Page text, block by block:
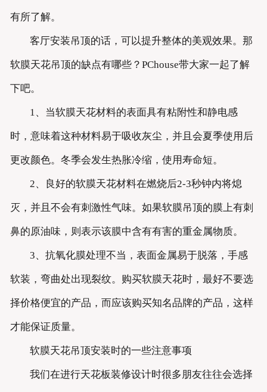
有所了解。
客厅安装吊顶的话，可以提升整体的美观效果。那
软膜天花吊顶的缺点有哪些？PChouse带大家一起了解
下吧。
1、当软膜天花材料的表面具有粘附性和静电感
时，意味着这种材料易于吸收灰尘，并且会夏季使用后
更改颜色。冬季会发生热胀冷缩，使用寿命短。
2、良好的软膜天花材料在燃烧后2-3秒钟内将熄
灭，并且不会有刺激性气味。如果软膜吊顶的膜上有刺
鼻的原油味，则表示该膜中含有有害的重金属物质。
3、抗氧化膜处理不当，表面金属易于脱落，手感
软装，弯曲处出现裂纹。购买软膜天花时，最好不要选
择价格便宜的产品，而应该购买知名品牌的产品，这样
才能保证质量。
软膜天花吊顶安装时的一些注意事项
我们在进行天花板装修设计时很多朋友往往会选择